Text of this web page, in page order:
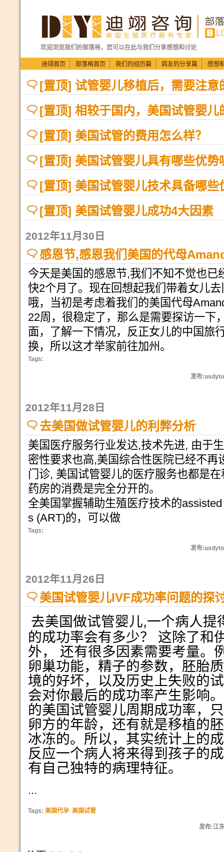
欢迎浏览我们的部落格，您可以在此与我们分享感想和讨论
迪翊首页 部落格首页 我们的经历篇 病友的分享篇 感想
[置顶] 试管婴儿移植后，需要注意
[置顶] 相较于国内，美国试管婴儿
[置顶] 美国试管的费用怎么样？
[置顶] 美国试管婴儿具有哪些优势
[置顶] 美国试管婴儿技术具备哪些
[置顶] 美国试管婴儿成功4大因素
2012年11月30日
感恩节,感恩我们美国的代母
今天是美国的感恩节,我们不知不觉也已
快2个月了。现在回想起我们带着女儿
哦，当初是考虑着我们的美国代母
22周，很稳定了，那么是需要探访一下
面，了解一下情况，反正女儿的中国旅
换，所以这才举家前往加州。
Tags:
发布
2012年11月28日
去美国做试管婴儿的利弊分析
美国医疗服务行业发达,技术先进, 由于
密性要求也高,美国综合性医院已经不再
门诊, 美国试管婴儿的医疗服务也都是
药房的消费是完全分开的。
全美国掌握辅助生殖医疗技术的
s (ART)的，可以做
Tags:
发布
2012年11月26日
美国试管婴儿IVF成功率问题的探
去美国做试管婴儿,一个病人提
的成功率会有多少？
这除了和
外，
还有很多因素需要考量。
卵巢功能，精子的参数，胚胎
境的好坏，以及历史上失败的
会对你最后的成功率产生影响
的美国试管婴儿周期成功率，
卵方的年龄，还有就是移植的
冰冻的。所以，其实统计上的
反应一个病人将来得到孩子的
有自己独特的病理特征。
...
Tags: 美国代孕 美国试管
发布:江